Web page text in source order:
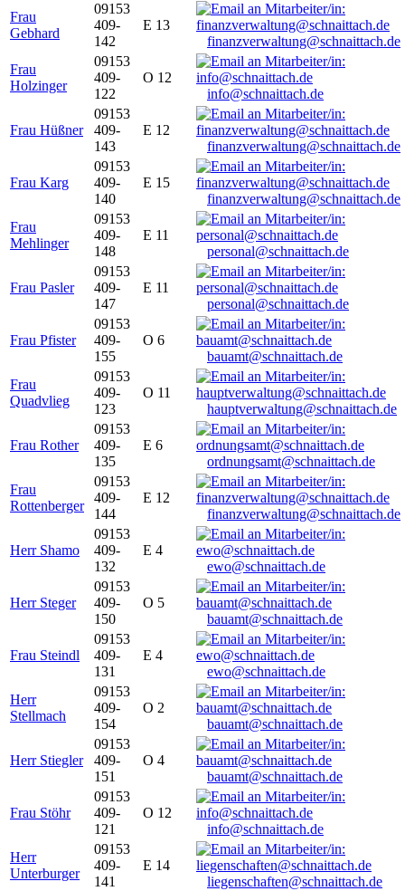
Frau
Gebhard
09153
409-
142
E 13
finanzverwaltung@schnaittach.de
Frau
Holzinger
09153
409-
122
O 12
info@schnaittach.de
Frau Hüßner
09153
409-
143
E 12
finanzverwaltung@schnaittach.de
Frau Karg
09153
409-
140
E 15
finanzverwaltung@schnaittach.de
Frau
Mehlinger
09153
409-
148
E 11
personal@schnaittach.de
Frau Pasler
09153
409-
147
E 11
personal@schnaittach.de
Frau Pfister
09153
409-
155
O 6
bauamt@schnaittach.de
Frau
Quadvlieg
09153
409-
123
O 11
hauptverwaltung@schnaittach.de
Frau Rother
09153
409-
135
E 6
ordnungsamt@schnaittach.de
Frau
Rottenberger
09153
409-
144
E 12
finanzverwaltung@schnaittach.de
Herr Shamo
09153
409-
132
E 4
ewo@schnaittach.de
Herr Steger
09153
409-
150
O 5
bauamt@schnaittach.de
Frau Steindl
09153
409-
131
E 4
ewo@schnaittach.de
Herr
Stellmach
09153
409-
154
O 2
bauamt@schnaittach.de
Herr Stiegler
09153
409-
151
O 4
bauamt@schnaittach.de
Frau Stöhr
09153
409-
121
O 12
info@schnaittach.de
Herr
Unterburger
09153
409-
141
E 14
liegenschaften@schnaittach.de